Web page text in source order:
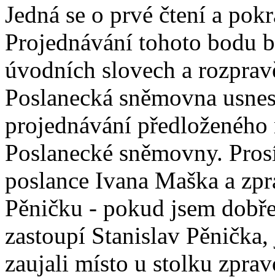
Jedná se o prvé čtení a
Projednávání tohoto bodu
úvodních slovech a
Poslanecká sněmovna
projednávání
Poslanecké sněmovny.
poslance Ivana Maška a
Pěničku - pokud jsem
zastoupí Stanislav
zaujali místo u stolku